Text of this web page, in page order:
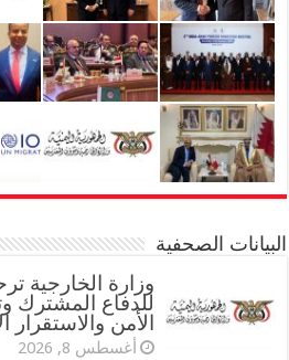
البيانات الصحفية
وزارة الخارجية
للدفاع المشترك
الأمن والاستقرار
أغسطس 8, 2026